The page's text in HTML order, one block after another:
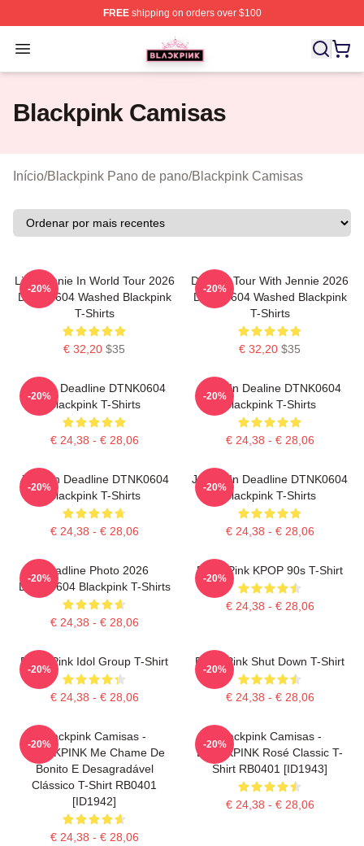
FREEshipping on orders over $100
Open menu
BLACKPINK Shop - Official BLACKPINK Merchandise
Blackpink Camisas
Início/Blackpink Pano de pano/Blackpink Camisas
Like Jennie In World Tour 2026
DTNK0604 Washed Blackpink
T-Shirts
€ 32,20 $35
-20%
Dealine Tour With Jennie 2026
DTNK0604 Washed Blackpink
T-Shirts
€ 32,20 $35
-20%
Lisa In Deadline DTNK0604
Blackpink T-Shirts
€ 24,38 - € 28,06
-20%
Rose In Dealine DTNK0604
Blackpink T-Shirts
€ 24,38 - € 28,06
-20%
Jisoo In Deadline DTNK0604
Blackpink T-Shirts
€ 24,38 - € 28,06
-20%
Jennie In Deadline DTNK0604
Blackpink T-Shirts
€ 24,38 - € 28,06
-20%
Deadline Photo 2026
DTNK0604 Blackpink T-Shirts
€ 24,38 - € 28,06
-20%
Black Pink KPOP 90s T-Shirt
€ 24,38 - € 28,06
-20%
Black Pink Idol Group T-Shirt
€ 24,38 - € 28,06
-20%
Black Pink Shut Down T-Shirt
€ 24,38 - € 28,06
-20%
Blackpink Camisas -
BLACKPINK Me Chame De
Bonito E Desagradável
Clássico T-Shirt RB0401
[ID1942]
€ 24,38 - € 28,06
-20%
Blackpink Camisas -
BLACKPINK Rosé Classic T-
Shirt RB0401 [ID1943]
€ 24,38 - € 28,06
-20%